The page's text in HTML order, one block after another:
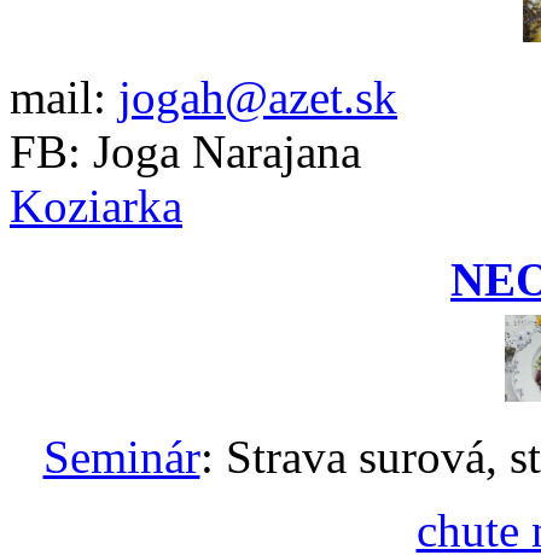
mail: jogah@azet.sk
FB: Joga Narajana
Koziarka
Seminár: Strava surová,
chute